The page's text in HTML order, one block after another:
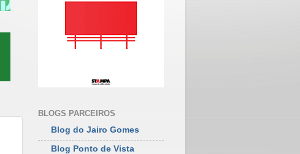
BLOGS PARCEIROS
Blog do Jairo Gomes
Blog Ponto de Vista